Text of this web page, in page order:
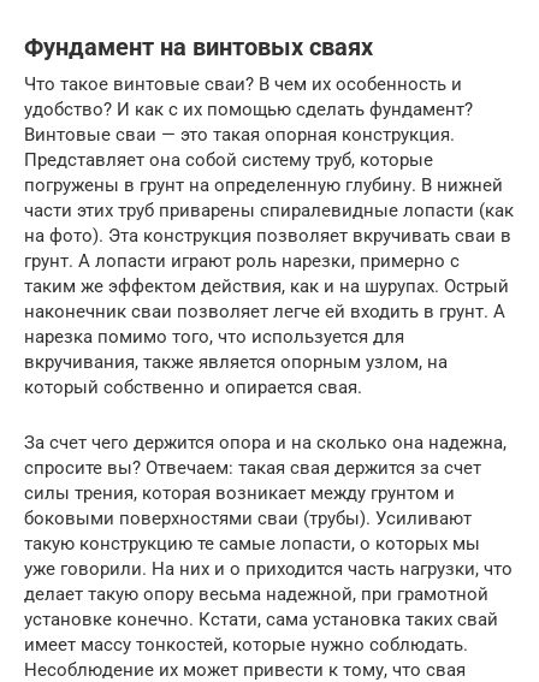
Фундамент на винтовых сваях
Что такое винтовые сваи? В чем их особенность и
удобство? И как с их помощью сделать фундамент?
Винтовые сваи — это такая опорная конструкция.
Представляет она собой систему труб, которые
погружены в грунт на определенную глубину. В нижней
части этих труб приварены спиралевидные лопасти (как
на фото). Эта конструкция позволяет вкручивать сваи в
грунт. А лопасти играют роль нарезки, примерно с
таким же эффектом действия, как и на шурупах. Острый
наконечник сваи позволяет легче ей входить в грунт. А
нарезка помимо того, что используется для
вкручивания, также является опорным узлом, на
который собственно и опирается свая.
За счет чего держится опора и на сколько она надежна,
спросите вы? Отвечаем: такая свая держится за счет
силы трения, которая возникает между грунтом и
боковыми поверхностями сваи (трубы). Усиливают
такую конструкцию те самые лопасти, о которых мы
уже говорили. На них и о приходится часть нагрузки, что
делает такую опору весьма надежной, при грамотной
установке конечно. Кстати, сама установка таких свай
имеет массу тонкостей, которые нужно соблюдать.
Несоблюдение их может привести к тому, что свая